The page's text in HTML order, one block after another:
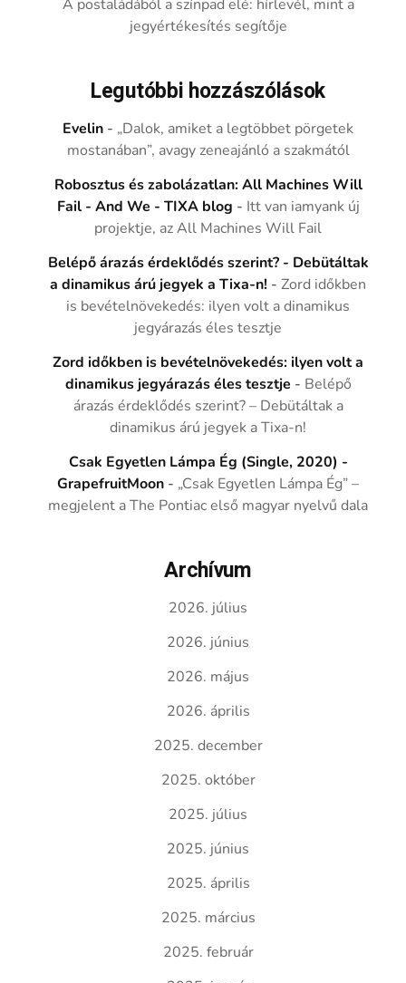
A postaládából a színpad elé: hírlevél, mint a
jegyértékesítés segítője
Legutóbbi hozzászólások
Evelin - „Dalok, amiket a legtöbbet pörgetek
mostanában”, avagy zeneajánló a szakmától
Robosztus és zabolázatlan: All Machines Will
Fail - And We - TIXA blog - Itt van iamyank új
projektje, az All Machines Will Fail
Belépő árazás érdeklődés szerint? - Debütáltak
a dinamikus árú jegyek a Tixa-n! -Zord időkben
is bevételnövekedés: ilyen volt a dinamikus
jegyárazás éles tesztje
Zord időkben is bevételnövekedés: ilyen volt a
dinamikus jegyárazás éles tesztje - Belépő
árazás érdeklődés szerint? – Debütáltak a
dinamikus árú jegyek a Tixa-n!
Csak Egyetlen Lámpa Ég (Single, 2020) -
GrapefruitMoon - „Csak Egyetlen Lámpa Ég” –
megjelent a The Pontiac első magyar nyelvű dala
Archívum
2026. július
2026. június
2026. május
2026. április
2025. december
2025. október
2025. július
2025. június
2025. április
2025. március
2025. február